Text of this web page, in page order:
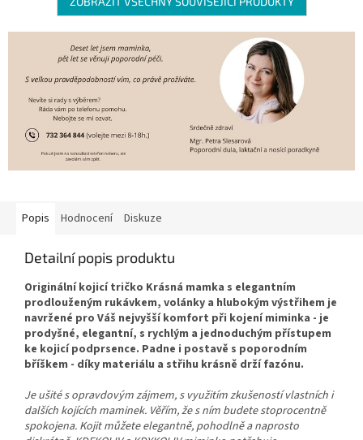
Popis Hodnocení Diskuze
Detailní popis produktu
Originální kojicí tričko Krásná mamka s elegantním
prodlouženým rukávkem, volánky a hlubokým výstřihem je
navržené pro Váš nejvyšší komfort při kojení miminka - je
prodyšné, elegantní, s rychlým a jednoduchým přístupem
ke kojicí podprsence. Padne i postavě s poporodním
bříškem - díky materiálu a střihu krásně drží fazónu.
Je ušité s opravdovým zájmem, s využitím zkušeností vlastních i
dalších kojících maminek. Věřím, že s ním budete stoprocentně
spokojena. Kojit můžete elegantně, pohodlně a naprosto